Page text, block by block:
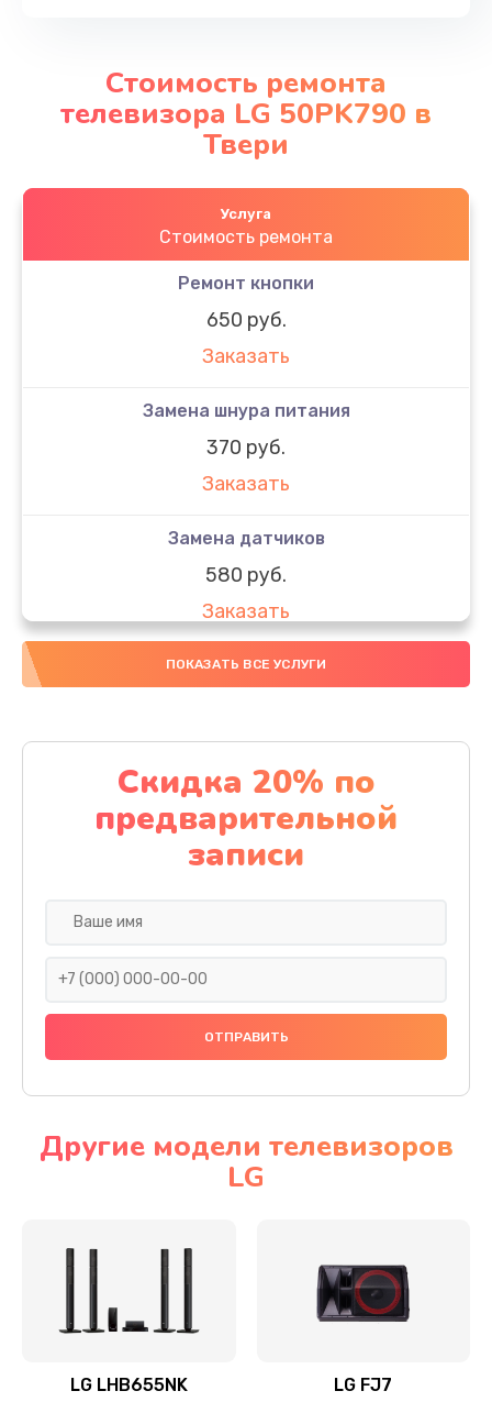
Стоимость ремонта
телевизора LG 50PK790 в
Твери
Услуга
Стоимость ремонта
Ремонт кнопки
650 руб.
Заказать
Замена шнура питания
370 руб.
Заказать
Замена датчиков
580 руб.
Заказать
Комплексная чистка
Заказать
Замена дисплея (экрана)
2000 руб.
Заказать
Ремонт платы электроники
Прошивка
Ремонт механики привода
Ремонт / замена кнопок, клавиш, индикаторов,
ПОКАЗАТЬ ВСЕ УСЛУГИ
Скидка 20% по
предварительной
записи
Другие модели телевизоров
LG
LG LHB655NK LG FJ7